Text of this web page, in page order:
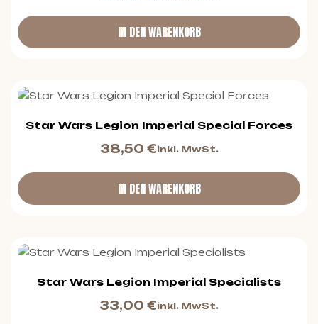
IN DEN WARENKORB
Star Wars Legion Imperial Special Forces
38,50 €inkl. MwSt.
IN DEN WARENKORB
Star Wars Legion Imperial Specialists
33,00 €inkl. MwSt.